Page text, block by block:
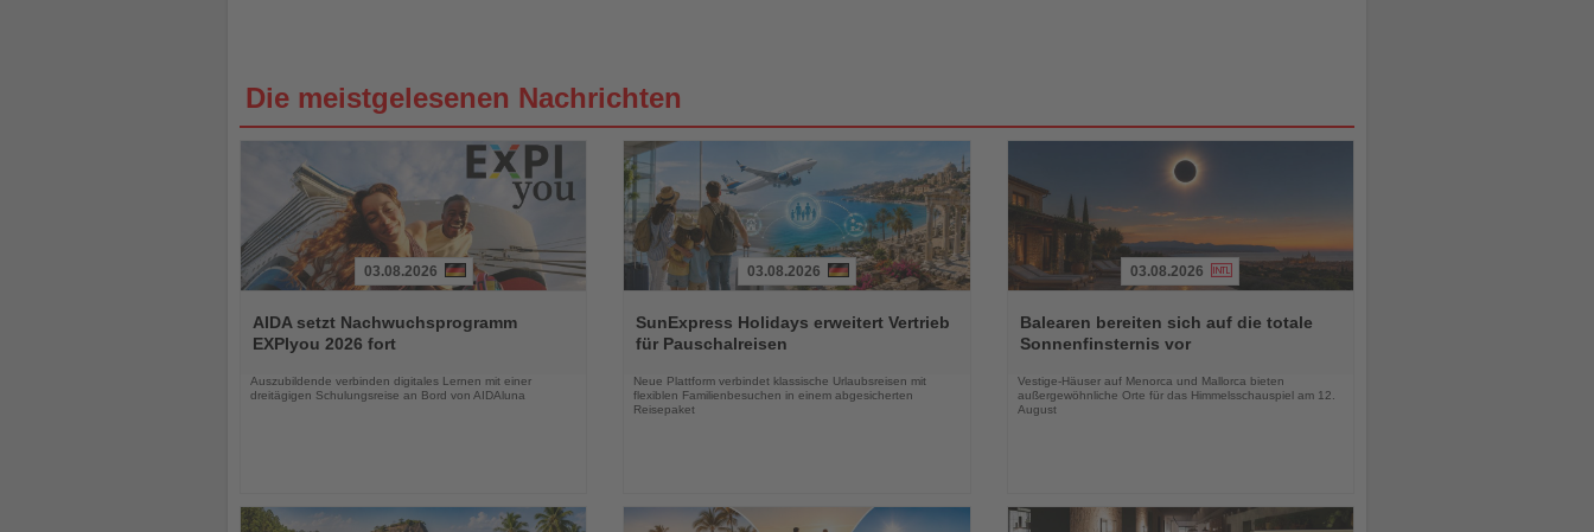
Die meistgelesenen Nachrichten
Sie
die
Nachrichten
03.08.2026
AIDA setzt Nachwuchsprogramm
EXPIyou 2026 fort
Auszubildende verbinden digitales Lernen mit einer
dreitägigen Schulungsreise an Bord von AIDAluna
Sie
die
03.08.2026
SunExpress Holidays erweitert Vertrieb
für Pauschalreisen
Neue Plattform verbindet klassische Urlaubsreisen mit
flexiblen Familienbesuchen in einem abgesicherten
Reisepaket
Sie
die
03.08.2026
Balearen bereiten sich auf die totale
Sonnenfinsternis vor
Vestige-Häuser auf Menorca und Mallorca bieten
außergewöhnliche Orte für das Himmelsschauspiel am 12.
August